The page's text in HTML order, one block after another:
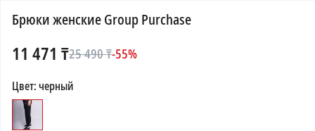
Брюки женские Group Purchase
11 471 ₸25 490₸-55%
Цвет:черный